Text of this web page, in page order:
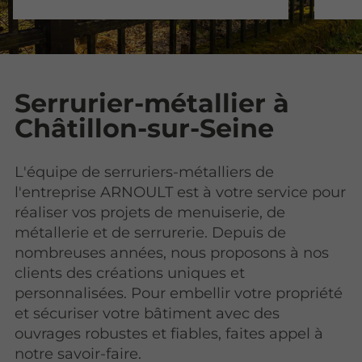
Serrurier-métallier à
Châtillon-sur-Seine
L'équipe de serruriers-métalliers de
l'entreprise ARNOULT est à votre service pour
réaliser vos projets de menuiserie, de
métallerie et de serrurerie. Depuis de
nombreuses années, nous proposons à nos
clients des créations uniques et
personnalisées. Pour embellir votre propriété
et sécuriser votre bâtiment avec des
ouvrages robustes et fiables, faites appel à
notre savoir-faire.